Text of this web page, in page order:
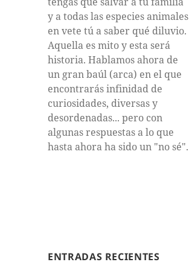
y a todas las especies animales
en vete tú a saber qué diluvio.
Aquella es mito y esta será
historia. Hablamos ahora de
un gran baúl (arca) en el que
encontrarás infinidad de
curiosidades, diversas y
desordenadas... pero con
algunas respuestas a lo que
hasta ahora ha sido un "no sé".
ENTRADAS RECIENTES